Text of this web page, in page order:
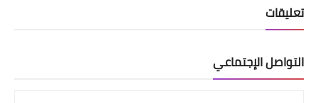
تعليقات
التواصل الإجتماعي